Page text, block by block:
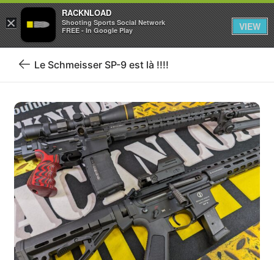
Se connecter S'inscrire
Retour
blog
Le Schmeisser SP-9 est là !!!!
×
RACKNLOAD
Shooting Sports Social Network
FREE - In Google Play
VIEW